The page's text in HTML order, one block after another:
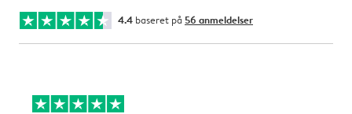
4.4 baseret på 56 anmeldelser